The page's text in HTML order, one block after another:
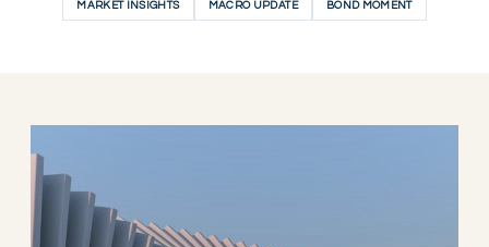
MARKET INSIGHTS MACRO UPDATE BOND MOMENT